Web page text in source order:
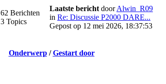
62 Berichten
3 Topics
Laatste bericht doorAlwin_R09
in Re: Discussie P2000 DARE...
Gepost op 12 mei 2026, 18:37:53
Onderwerp/Gestart door